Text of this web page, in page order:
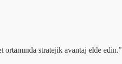
stratejik avantaj elde edin."